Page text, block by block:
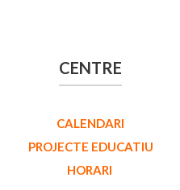
CENTRE
CALENDARI
PROJECTE EDUCATIU
HORARI